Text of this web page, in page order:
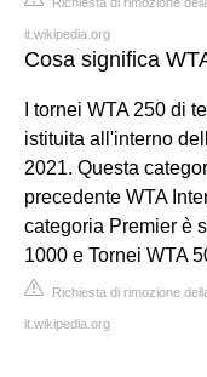
it.wikipedia.org
Cosa significa
I tornei WTA 250 di
istituita all'interno
2021. Questa
precedente WTA
categoria Premier è
1000 e Tornei WTA
Richiesta di rimozione
it.wikipedia.org